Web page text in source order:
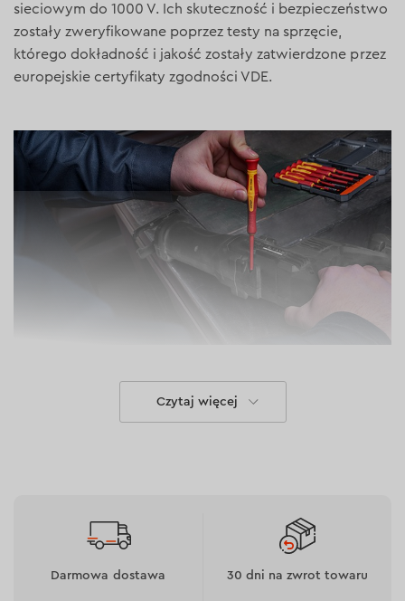
sieciowym do 1000 V. Ich skuteczność i bezpieczeństwo
zostały zweryfikowane poprzez testy na sprzęcie,
którego dokładność i jakość zostały zatwierdzone przez
europejskie certyfikaty zgodności VDE.
Niezawodność
Wkrętaki są wytrzymałe i będą służyć przez długi
czas dzięki tej technologii produkcji.
Czytaj więcej
Darmowa dostawa 30 dni na zwrot towaru